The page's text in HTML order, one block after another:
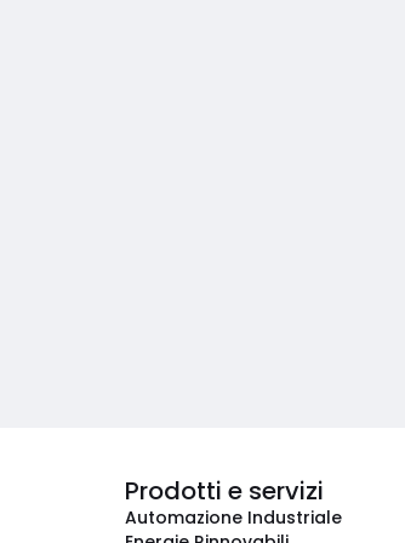
Prodotti e servizi
Automazione Industriale